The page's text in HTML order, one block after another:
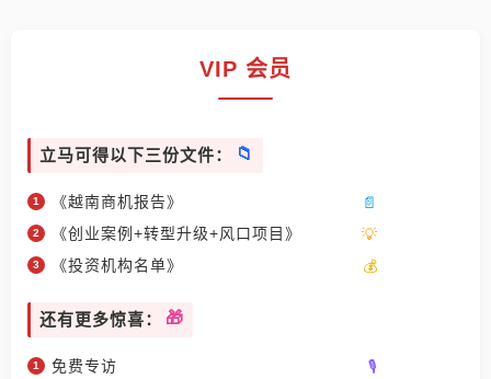
VIP 会员
立马可得以下三份文件：
《越南商机报告》
《创业案例+转型升级+风口项目》
《投资机构名单》
还有更多惊喜：
免费专访